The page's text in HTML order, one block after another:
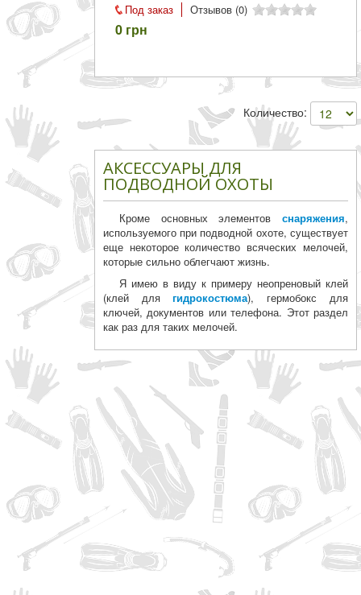
Под заказ
Отзывов (0)
0 грн
Количество:
АКСЕССУАРЫ ДЛЯ
ПОДВОДНОЙ ОХОТЫ
Кроме основных элементов снаряжения,
используемого при подводной охоте, существует
еще некоторое количество всяческих мелочей,
которые сильно облегчают жизнь.
Я имею в виду к примеру неопреновый клей
(клей длягидрокостюма), гермобокс для
ключей, документов или телефона. Этот раздел
как раз для таких мелочей.